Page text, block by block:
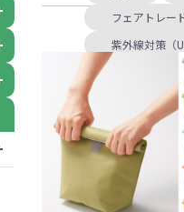
フェアトレー
紫外線対策（